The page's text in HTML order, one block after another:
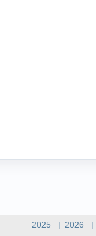
2025 | 2026 |